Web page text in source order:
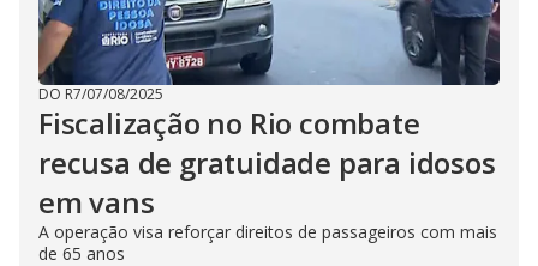
DO R7/07/08/2025
Fiscalização no Rio combate
recusa de gratuidade para idosos
em vans
A operação visa reforçar direitos de passageiros com mais
de 65 anos